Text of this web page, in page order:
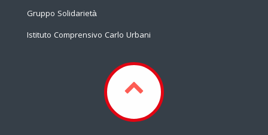
Gruppo Solidarietà
Istituto Comprensivo Carlo Urbani